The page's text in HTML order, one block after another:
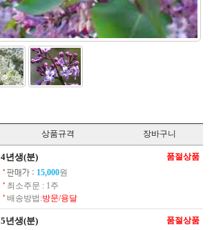
상품규격 장바구니
4년생(분)
판매가 : 15,000원
최소주문 : 1주
배송방법:방문/용달
품절상품
5년생(분) 품절상품